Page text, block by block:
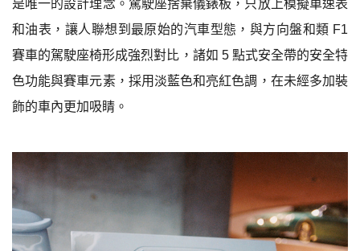
是唯一的設計理念。駕駛座捨棄儀錶板，只放上模擬車速表
和油表，讓人聯想到最原始的汽車型態，與方向盤和類 F1
賽車的駕駛座椅形成強烈對比，諸如 5 點式安全帶的安全特
色功能與賽車元素，採用淡藍色和亮紅色調，在未經多加裝
飾的車內更加吸睛。